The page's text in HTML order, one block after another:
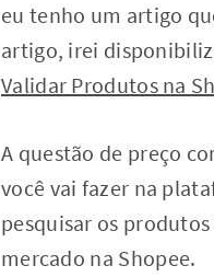
eu tenho um artigo
artigo, irei
Validar Produtos na
A questão de preço
você vai fazer na
pesquisar os
mercado na Shopee.